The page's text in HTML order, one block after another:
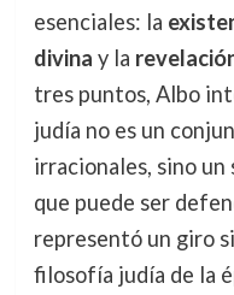
esenciales: la
divina y la
tres puntos, Albo
judía no es un
irracionales, sino
que puede ser
representó un giro
filosofía judía de la